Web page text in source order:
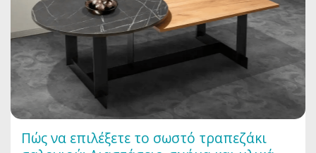
Πώς να επιλέξετε το σωστό τραπεζάκι